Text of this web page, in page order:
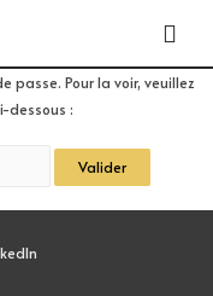
Pour la voir, veuillez
dessous :